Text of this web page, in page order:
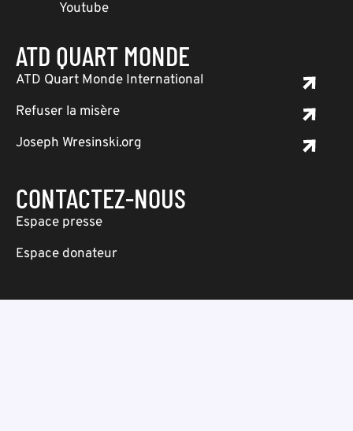
Youtube
ATD QUART MONDE
ATD Quart Monde International
Refuser la misère
Joseph Wresinski.org
CONTACTEZ-NOUS
Espace presse
Espace donateur